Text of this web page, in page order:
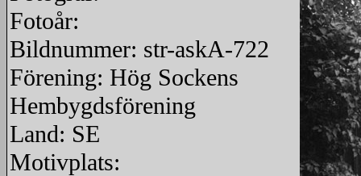
Fotoår:
Bildnummer: str-askA-722
Förening: Hög Sockens
Hembygdsförening
Land: SE
Motivplats: